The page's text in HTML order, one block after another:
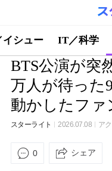
イシュー IT／科学
BTS公演が突
万人が待った
動かしたファ
スターライト 2026.07.08 ア
0 シェア